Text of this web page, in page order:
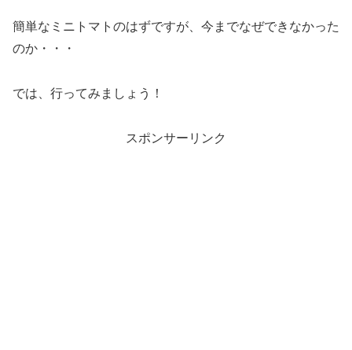
簡単なミニトマトのはずですが、今までなぜできなかった
のか・・・
では、行ってみましょう！
スポンサーリンク